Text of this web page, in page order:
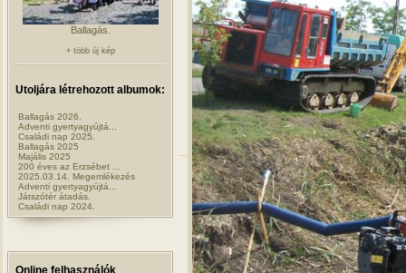
Ballagás.
+ több új kép
Utoljára létrehozott albumok:
Ballagás 2026.
Adventi gyertyagyújtá...
Családi nap 2025.
Ballagás 2025
Majális 2025
200 éves az Erzsébet ...
2025.03.14. Megemlékezés
Adventi gyertyagyújtá...
Játszótér átadás.
Családi nap 2024.
Online felhasználók